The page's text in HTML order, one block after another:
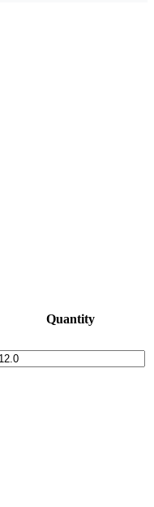
Quantity